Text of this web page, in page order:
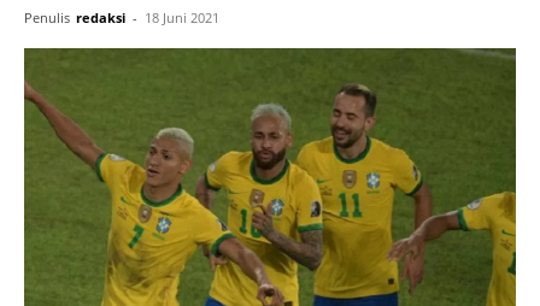
Penulis redaksi - 18 Juni 2021